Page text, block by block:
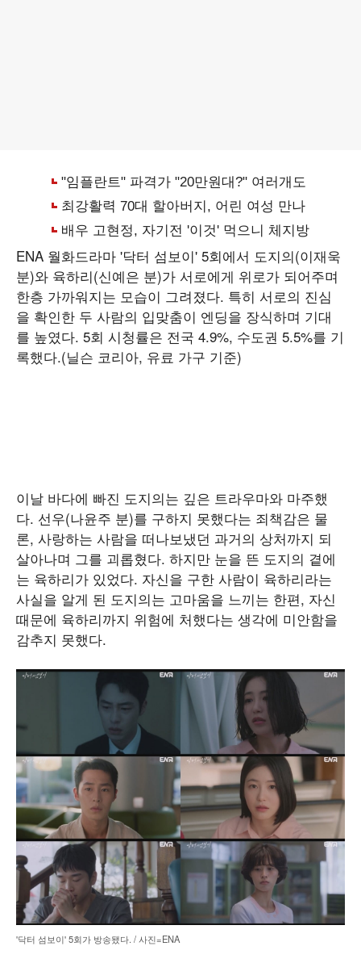
ENA 월화드라마 '닥터 섬보이' 5회에서 도지의(이재욱
분)와 육하리(신예은 분)가 서로에게 위로가 되어주며
한층 가까워지는 모습이 그려졌다. 특히 서로의 진심
을 확인한 두 사람의 입맞춤이 엔딩을 장식하며 기대
를 높였다. 5회 시청률은 전국 4.9%, 수도권 5.5%를 기
록했다.(닐슨 코리아, 유료 가구 기준)
이날 바다에 빠진 도지의는 깊은 트라우마와 마주했
다. 선우(나윤주 분)를 구하지 못했다는 죄책감은 물
론, 사랑하는 사람을 떠나보냈던 과거의 상처까지 되
살아나며 그를 괴롭혔다. 하지만 눈을 뜬 도지의 곁에
는 육하리가 있었다. 자신을 구한 사람이 육하리라는
사실을 알게 된 도지의는 고마움을 느끼는 한편, 자신
때문에 육하리까지 위험에 처했다는 생각에 미안함을
감추지 못했다.
'닥터 섬보이' 5회가 방송됐다. / 사진=ENA